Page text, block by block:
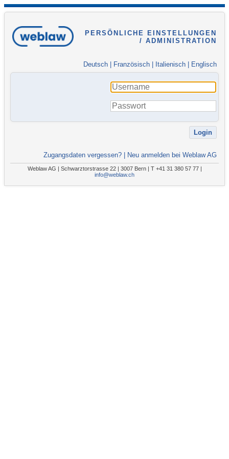
PERSÖNLICHE EINSTELLUNGEN
/ ADMINISTRATION
Deutsch Französisch Italienisch Englisch
Zugangsdaten vergessen? Neu anmelden bei Weblaw AG
Weblaw AG | Schwarztorstrasse 22 | 3007 Bern | T +41 31 380 57 77 |
info@weblaw.ch